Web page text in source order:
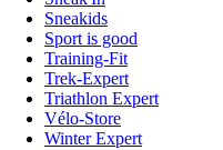
Sneakids
Sport is good
Training-Fit
Trek-Expert
Triathlon Expert
Vélo-Store
Winter Expert